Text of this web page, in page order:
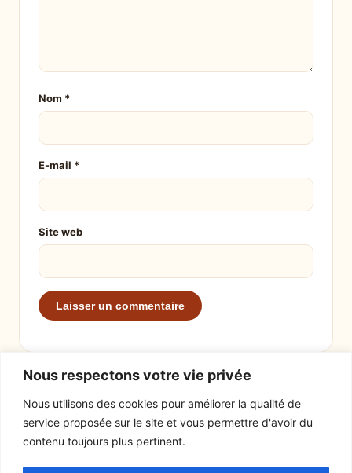
Nous respectons votre vie privée
Nous utilisons des cookies pour améliorer la qualité de
service proposée sur le site et vous permettre d'avoir du
contenu toujours plus pertinent.
Nom *
E-mail *
Site web